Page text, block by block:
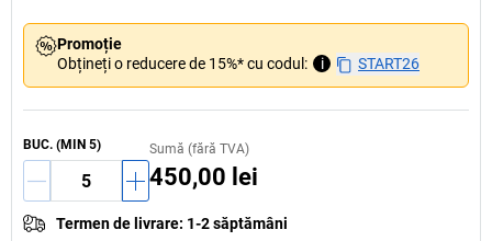
Promoție
Obțineți o reducere de 15%* cu codul:
i START26
BUC. (MIN 5) Sumă (fără TVA)
450,00 lei
Termen de livrare: 1-2 săptămâni